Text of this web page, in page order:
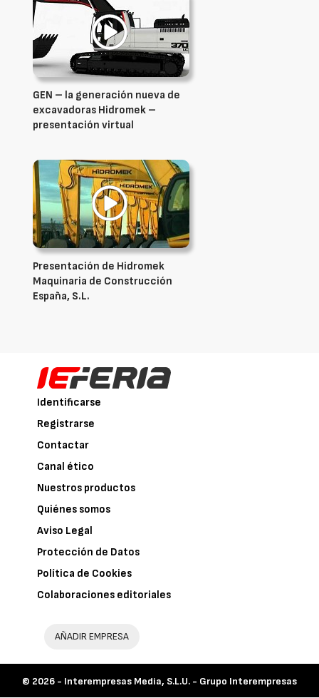
GEN – la generación nueva de
excavadoras Hidromek –
presentación virtual
Presentación de Hidromek
Maquinaria de Construcción
España, S.L.
Identificarse
Registrarse
Contactar
Canal ético
Nuestros productos
Quiénes somos
Aviso Legal
Protección de Datos
Política de Cookies
Colaboraciones editoriales
AÑADIR EMPRESA
© 2026 - Interempresas Media, S.L.U. - Grupo Interempresas